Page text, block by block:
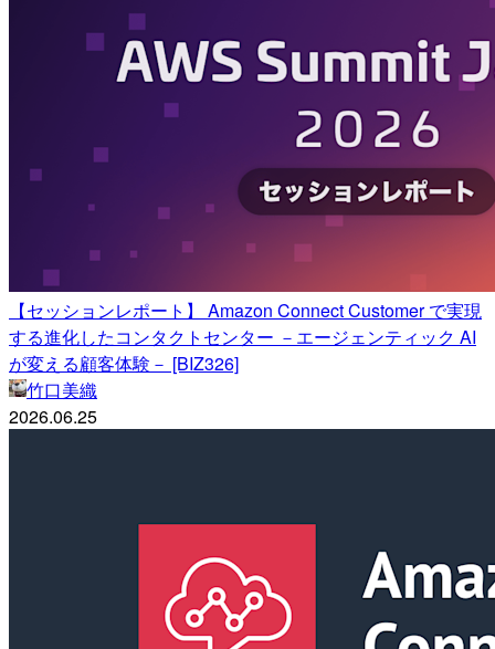
【セッションレポート】 Amazon Connect Customer で実現
する進化したコンタクトセンター －エージェンティック AI
が変える顧客体験－ [BIZ326]
竹口美織
2026.06.25